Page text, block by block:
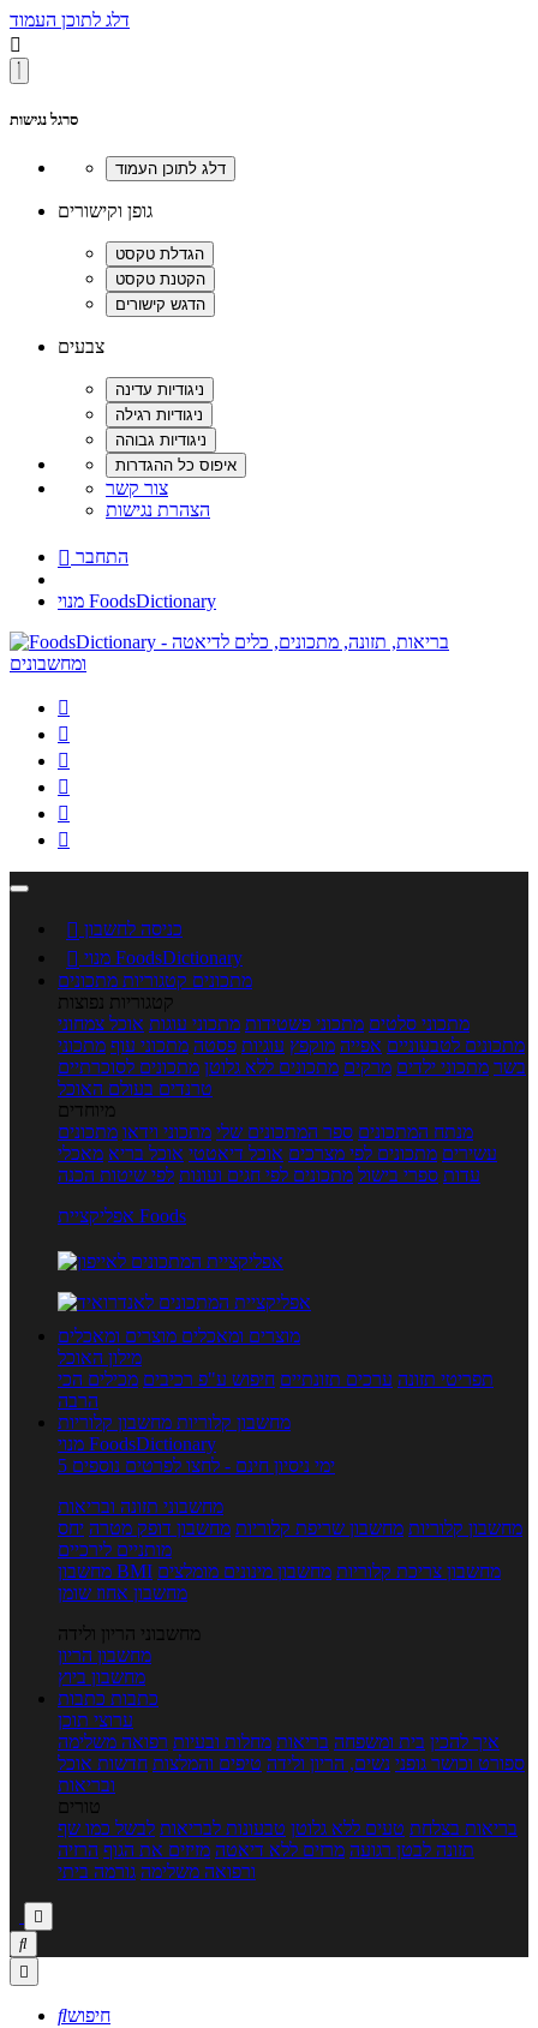
דלג לתוכן העמוד

סרגל נגישות
גופן וקישורים
צבעים
צור קשר
הצהרת נגישות
 התחבר
מנוי FoodsDictionary






 כניסה לחשבון

מנוי FoodsDictionary
מתכונים קטגוריות מתכונים
קטגוריות נפוצות
מתכוני סלטים מתכוני פשטידות מתכוני עוגות אוכל צמחוני
מתכונים לטבעוניים אפייה מוקפץ עוגיות פסטה מתכוני עוף מתכוני
בשר מתכוני ילדים מרקים מתכונים ללא גלוטן מתכונים לסוכרתיים
טרנדים בעולם האוכל
מיוחדים
מנתח המתכונים ספר המתכונים שלי מתכוני וידאו מתכונים
עשירים מתכונים לפי מצרכים אוכל דיאטטי אוכל בריא מאכלי
עדות ספרי בישול מתכונים לפי חגים ועונות לפי שיטות הכנה
אפליקציית Foods
מוצרים ומאכלים מוצרים ומאכלים
מילון האוכל
תפריטי תזונה ערכים תזונתיים חיפוש ע"פ רכיבים מכילים הכי
הרבה
מחשבון קלוריות מחשבון קלוריות
מנוי FoodsDictionary
5 ימי ניסיון חינם - לחצו לפרטים נוספים
מחשבוני תזונה ובריאות
מחשבון קלוריות מחשבון שריפת קלוריות מחשבון דופק מטרה יחס
מותניים לירכיים
מחשבון BMI
מחשבון צריכת קלוריות מחשבון מינונים מומלצים
מחשבון אחוז שומן
מחשבוני הריון ולידה
מחשבון הריון
מחשבון ביוץ
כתבות כתבות
ערוצי תוכן
איך להכין בית ומשפחה בריאות מחלות ובעיות רפואה משלימה
ספורט וכושר גופני נשים, הריון ולידה טיפים והמלצות חדשות אוכל
ובריאות
טורים
בריאות בצלחת טעים ללא גלוטן טבעונות לבריאות לבשל כמו שף
תזונה לבטן רגועה מרזים ללא דיאטה מזיזים את הגוף הרזיה
ורפואה משלימה גורמה ביתי



חיפוש